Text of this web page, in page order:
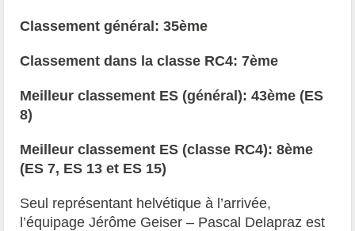
Classement général: 35ème
Classement dans la classe RC4: 7ème
Meilleur classement ES (général): 43ème (ES
8)
Meilleur classement ES (classe RC4): 8ème
(ES 7, ES 13 et ES 15)
Seul représentant helvétique à l’arrivée,
l’équipage Jérôme Geiser – Pascal Delapraz est